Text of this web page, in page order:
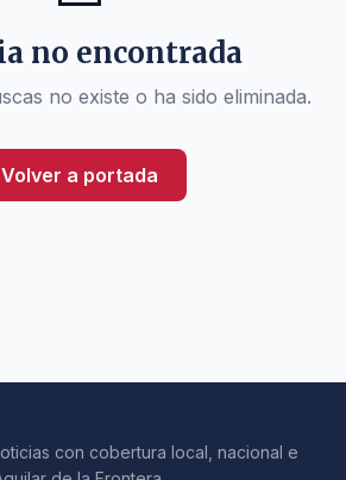
no encontrada
no existe o ha sido eliminada.
Volver a portada
con cobertura local, nacional e